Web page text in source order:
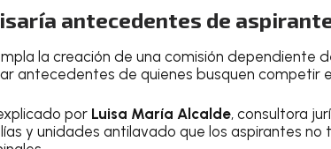
antecedentes de
la creación de una comisión dependiente
antecedentes de quienes busquen competir
por Luisa María Alcalde, consultora
y unidades antilavado que los aspirantes no